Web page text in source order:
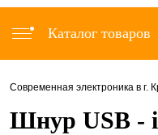
Каталог товаров
Современная электроника в г.
Шнур USB -